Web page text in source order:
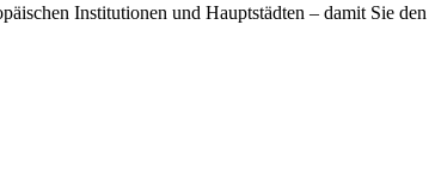
Institutionen und Hauptstädten – damit Sie